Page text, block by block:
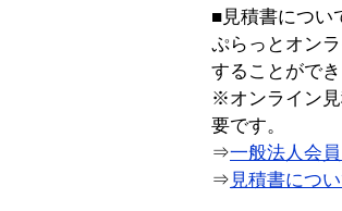
■見積書につい
ぷらっとオン
することができ
※オンライン
要です。
⇒一般法人会
⇒ 見積書につ